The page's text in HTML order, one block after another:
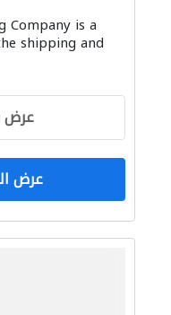
Company is a
shipping and
عرض
عرض